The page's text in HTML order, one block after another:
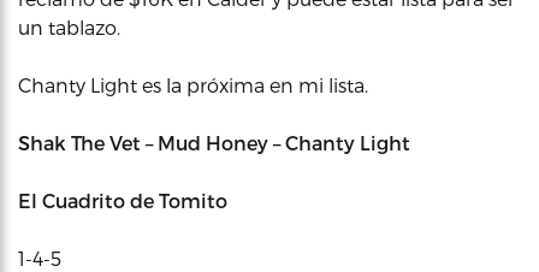
un tablazo.
Chanty Light es la próxima en mi lista.
Shak The Vet – Mud Honey – Chanty Light
El Cuadrito de Tomito
1-4-5